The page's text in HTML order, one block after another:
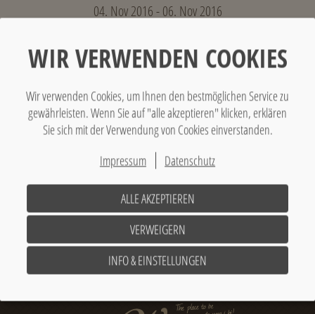
04. Nov 2016 - 06. Nov 2016
- Event nicht mehr aktuell -
Zurück
Abonnieren Sie unseren Newsletter
Verpassen Sie keine exklusiven Angebote mehr!
Jetzt abonnieren
WIR VERWENDEN COOKIES
Wir verwenden Cookies, um Ihnen den bestmöglichen Service zu
gewährleisten. Wenn Sie auf "alle akzeptieren" klicken, erklären
Sie sich mit der Verwendung von Cookies einverstanden.
Impressum
Datenschutz
INFO & EINSTELLUNGEN
VERWEIGERN
ALLE AKZEPTIEREN